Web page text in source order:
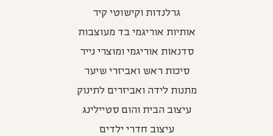
גרלנדות וקישוטי קיר
אותיות אוריגמי בד מעוצבות
סדנאות אוריגמי ומוצרי נייר
סיכות ראש ואביזרי שיער
מתנות לידה ואביזרים לתינוק
עיצוב הבית והום סטיילינג
עיצוב חדרי ילדים